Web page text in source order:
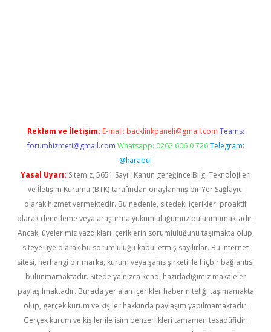
Reklam ve İletişim: E-mail: backlinkpaneli@gmail.com Teams:
forumhizmeti@gmail.com Whatsapp: 0262 606 0 726 Telegram:
@karabul
Yasal Uyarı: Sitemiz, 5651 Sayılı Kanun gereğince Bilgi Teknolojileri
ve İletişim Kurumu (BTK) tarafından onaylanmış bir Yer Sağlayıcı
olarak hizmet vermektedir. Bu nedenle, sitedeki içerikleri proaktif
olarak denetleme veya araştırma yükümlülüğümüz bulunmamaktadır.
Ancak, üyelerimiz yazdıkları içeriklerin sorumluluğunu taşımakta olup,
siteye üye olarak bu sorumluluğu kabul etmiş sayılırlar. Bu internet
sitesi, herhangi bir marka, kurum veya şahıs şirketi ile hiçbir bağlantısı
bulunmamaktadır. Sitede yalnızca kendi hazırladığımız makaleler
paylaşılmaktadır. Burada yer alan içerikler haber niteliği taşımamakta
olup, gerçek kurum ve kişiler hakkında paylaşım yapılmamaktadır.
Gerçek kurum ve kişiler ile isim benzerlikleri tamamen tesadüfidir.